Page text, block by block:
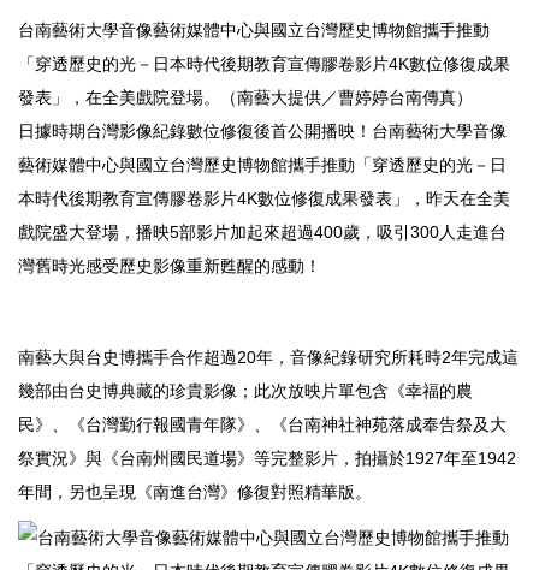
台南藝術大學音像藝術媒體中心與國立台灣歷史博物館攜手推動
「穿透歷史的光－日本時代後期教育宣傳膠卷影片4K數位修復成果
發表」，在全美戲院登場。（南藝大提供／曹婷婷台南傳真）
日據時期台灣影像紀錄數位修復後首公開播映！台南藝術大學音像
藝術媒體中心與國立台灣歷史博物館攜手推動「穿透歷史的光－日
本時代後期教育宣傳膠卷影片4K數位修復成果發表」，昨天在全美
戲院盛大登場，播映5部影片加起來超過400歲，吸引300人走進台
灣舊時光感受歷史影像重新甦醒的感動！
南藝大與台史博攜手合作超過20年，音像紀錄研究所耗時2年完成這
幾部由台史博典藏的珍貴影像；此次放映片單包含《幸福的農
民》、《台灣勤行報國青年隊》、《台南神社神苑落成奉告祭及大
祭實況》與《台南州國民道場》等完整影片，拍攝於1927年至1942
年間，另也呈現《南進台灣》修復對照精華版。